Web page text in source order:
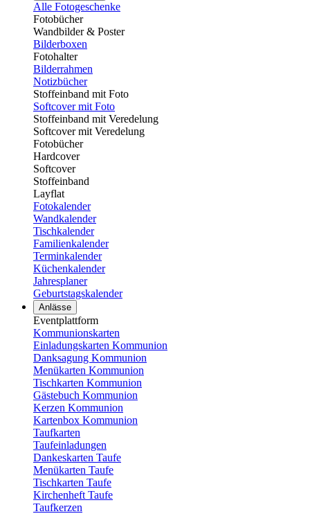
Alle Fotogeschenke
Fotobücher
Wandbilder & Poster
Bilderboxen
Fotohalter
Bilderrahmen
Notizbücher
Stoffeinband mit Foto
Softcover mit Foto
Stoffeinband mit Veredelung
Softcover mit Veredelung
Fotobücher
Hardcover
Softcover
Stoffeinband
Layflat
Fotokalender
Wandkalender
Tischkalender
Familienkalender
Terminkalender
Küchenkalender
Jahresplaner
Geburtstagskalender
Anlässe
Eventplattform
Kommunionskarten
Einladungskarten Kommunion
Danksagung Kommunion
Menükarten Kommunion
Tischkarten Kommunion
Gästebuch Kommunion
Kerzen Kommunion
Kartenbox Kommunion
Taufkarten
Taufeinladungen
Dankeskarten Taufe
Menükarten Taufe
Tischkarten Taufe
Kirchenheft Taufe
Taufkerzen